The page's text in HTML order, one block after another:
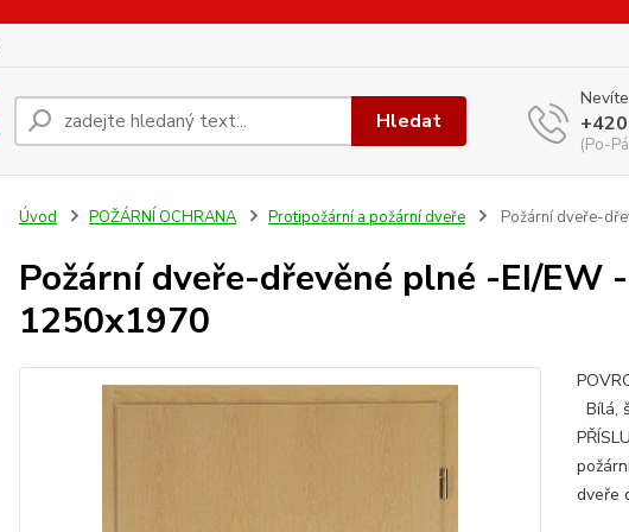
Hledat
(Po-
Úvod POŽÁRNÍ OCHRANA Protipožární a požární dveře Požární dveře-
Požární dveře-dřevěné plné -EI/EW
1250x1970
Bílá,
dveře